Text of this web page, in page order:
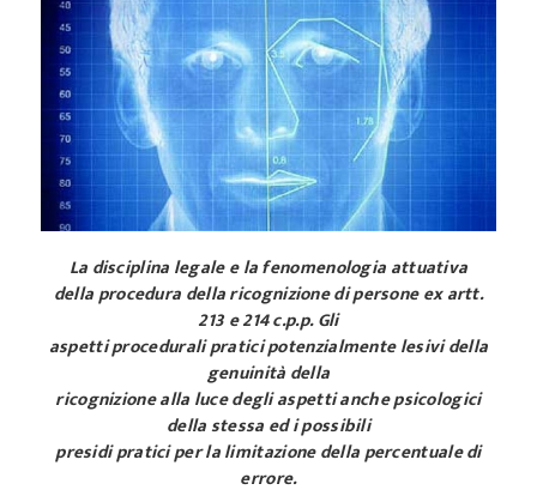
La disciplina legale e la fenomenologia attuativa
della procedura della ricognizione di persone ex artt.
213 e 214 c.p.p. Gli
aspetti procedurali pratici potenzialmente lesivi della
genuinità della
ricognizione alla luce degli aspetti anche psicologici
della stessa ed i possibili
presidi pratici per la limitazione della percentuale di
errore.